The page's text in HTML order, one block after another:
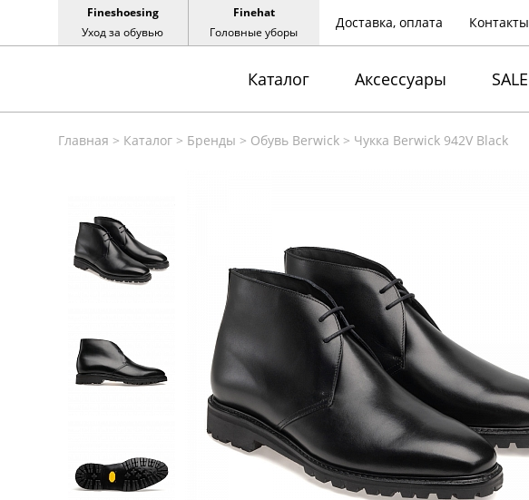
Fineshoesing
Уход за обувью
Finehat
Головные уборы
Доставка, оплата Контакты
Каталог Аксессуары SALE
Главная > Каталог> Бренды > Обувь Berwick> Чукка Berwick 942V Black